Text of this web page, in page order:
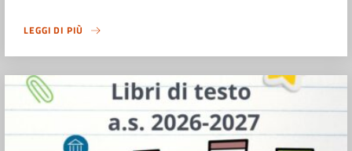
LEGGI DI PIÙ